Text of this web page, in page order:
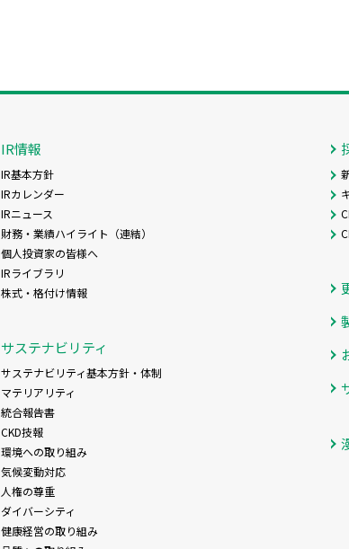
IR情報
IR基本方針
IRカレンダー
IRニュース
財務・業績ハイライト（連結）
個人投資家の皆様へ
IRライブラリ
株式・格付け情報
サステナビリティ
サステナビリティ基本方針・体制
マテリアリティ
統合報告書
CKD技報
環境への取り組み
気候変動対応
人権の尊重
ダイバーシティ
健康経営の取り組み